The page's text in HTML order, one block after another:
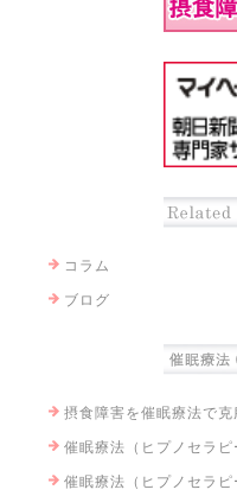
コラム
ブログ
摂食障害を催眠療法で克
催眠療法（ヒプノセラ
催眠療法（ヒプノセラ